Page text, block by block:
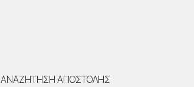
ΑΝΑΖΗΤΗΣΗ ΑΠΟΣΤΟΛΗΣ